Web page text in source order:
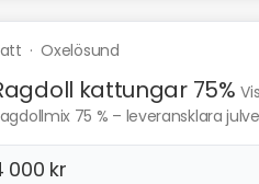
·Oxelösund
kattungar 75%
75 % – leveransklara
000 kr